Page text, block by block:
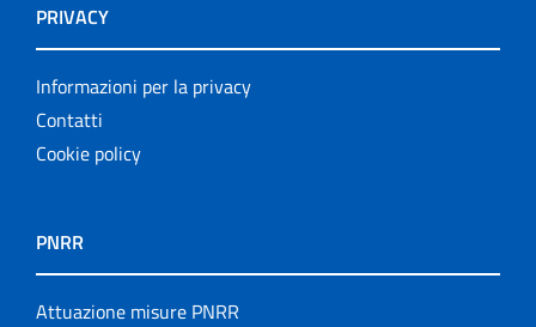
PRIVACY
Informazioni per la privacy
Contatti
Cookie policy
PNRR
Attuazione misure PNRR